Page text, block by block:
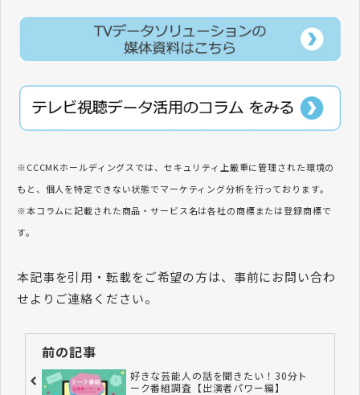
※CCCMKホールディングスでは、セキュリティ上厳重に管理された環境の
もと、個人を特定できない状態でマーケティング分析を行っております。
※本コラムに記載された商品・サービス名は各社の商標または登録商標で
す。
本記事を引用・転載をご希望の方は、事前にお問い合わ
せよりご連絡ください。
前の記事
好きな芸能人の話を聞きたい！30分ト
ーク番組調査【出演者パワー編】